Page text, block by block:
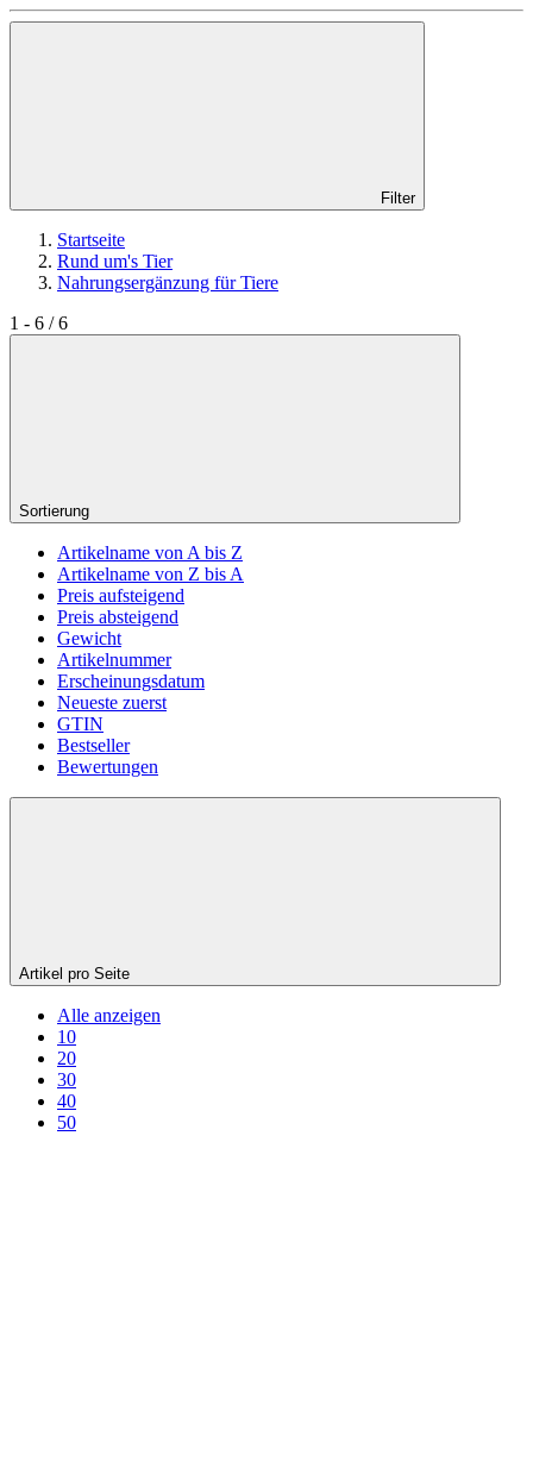
Filter
Startseite
Rund um's Tier
Nahrungsergänzung für Tiere
1 - 6 / 6
Sortierung
Artikelname von A bis Z
Artikelname von Z bis A
Preis aufsteigend
Preis absteigend
Gewicht
Artikelnummer
Erscheinungsdatum
Neueste zuerst
GTIN
Bestseller
Bewertungen
Artikel pro Seite
Alle anzeigen
10
20
30
40
50